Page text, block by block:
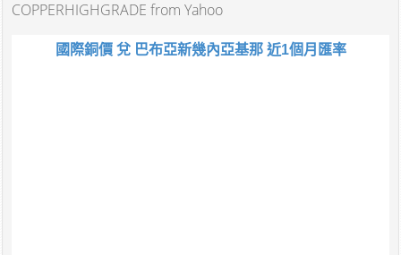
COPPERHIGHGRADE from Yahoo
國際銅價 兌 巴布亞新幾內亞基那 近1個月匯率